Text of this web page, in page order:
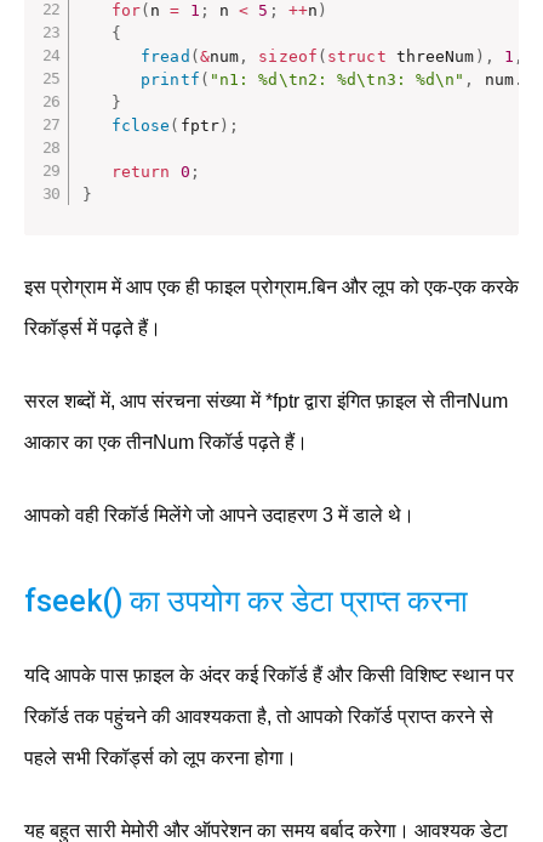
for( n = 1 ; n < 5 ; ++n )
{
fread ( &num , sizeof ( struct threeNum ) , 1 ,
printf ( "n1: %d\tn2: %d\tn3: %d\n" , num.
}
fclose ( fptr) ;
return 0 ;
}
इस प्रोग्राम में आप एक ही फाइल प्रोग्राम.बिन और लूप को एक-एक करके
रिकॉर्ड्स में पढ़ते हैं।
सरल शब्दों में, आप संरचना संख्या में *fptr द्वारा इंगित फ़ाइल से तीनNum
आकार का एक तीनNum रिकॉर्ड पढ़ते हैं।
आपको वही रिकॉर्ड मिलेंगे जो आपने उदाहरण 3 में डाले थे।
fseek() का उपयोग कर डेटा प्राप्त करना
यदि आपके पास फ़ाइल के अंदर कई रिकॉर्ड हैं और किसी विशिष्ट स्थान पर
रिकॉर्ड तक पहुंचने की आवश्यकता है, तो आपको रिकॉर्ड प्राप्त करने से
पहले सभी रिकॉर्ड्स को लूप करना होगा।
यह बहुत सारी मेमोरी और ऑपरेशन का समय बर्बाद करेगा। आवश्यक डेटा